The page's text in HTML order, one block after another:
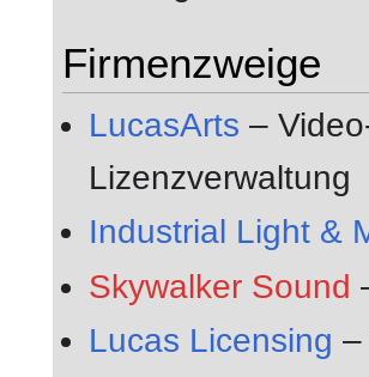
Firmenzweige
LucasArts –
Lizenzverwaltung
Industrial Light &
Skywalker Sound
Lucas Licensing –